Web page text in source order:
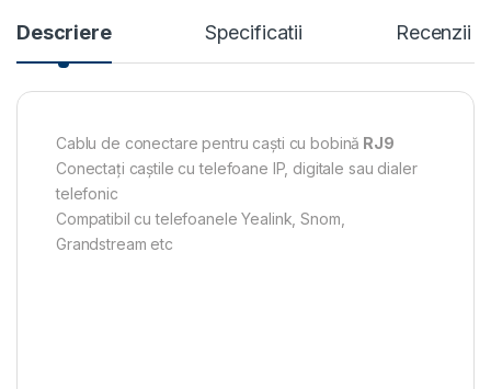
Descriere Specificatii Recenzii
Cablu de conectare pentru caști cu bobină RJ9
Conectați caștile cu telefoane IP, digitale sau dialer
telefonic
Compatibil cu telefoanele Yealink, Snom,
Grandstream etc